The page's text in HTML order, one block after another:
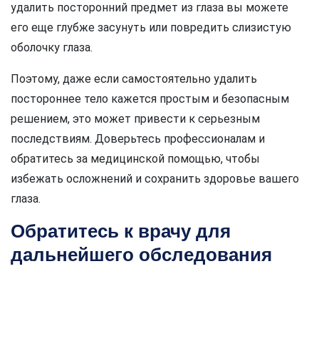
удалить посторонний предмет из глаза вы можете
его еще глубже засунуть или повредить слизистую
оболочку глаза.
Поэтому, даже если самостоятельно удалить
постороннее тело кажется простым и безопасным
решением, это может привести к серьезным
последствиям. Доверьтесь профессионалам и
обратитесь за медицинской помощью, чтобы
избежать осложнений и сохранить здоровье вашего
глаза.
Обратитесь к врачу для
дальнейшего обследования